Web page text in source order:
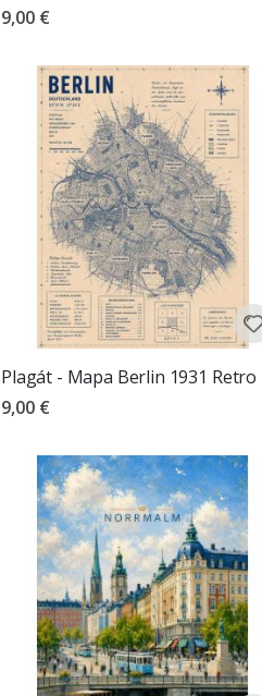
9,00 €
Plagát - Mapa Berlin 1931 Retro
9,00 €